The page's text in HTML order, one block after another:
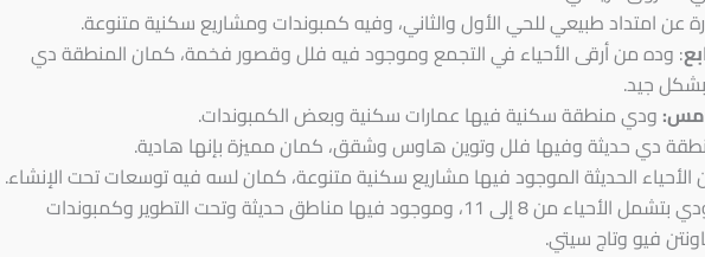
عن امتداد طبيعي للحي الأول والثاني، وفيه كمبوندات ومشاريع سكنية متنوعة.
: وده من أرقى الأحياء في التجمع وموجود فيه فلل وقصور فخمة، كمان المنطقة دي
جيد.
ودي منطقة سكنية فيها عمارات سكنية وبعض الكمبوندات.
دي حديثة وفيها فلل وتوين هاوس وشقق، كمان مميزة بإنها هادية.
الحديثة الموجود فيها مشاريع سكنية متنوعة، كمان لسه فيه توسعات تحت الإنشاء.
ودي بتشمل الأحياء من 8 إلى 11، وموجود فيها مناطق حديثة وتحت التطوير وكمبوندات
فيو وتاج سيتي.